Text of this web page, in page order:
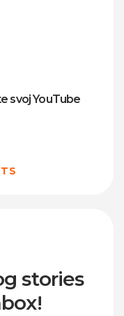
svoj YouTube
stories